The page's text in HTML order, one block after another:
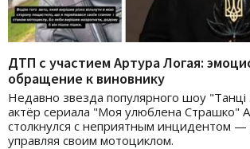
ДТП с участием Артура Логая:
обращение к виновнику
Недавно звезда популярного шоу "Танці
актёр сериала "Моя улюблена Страшко"
столкнулся с неприятным инцидентом
управляя своим мотоциклом.